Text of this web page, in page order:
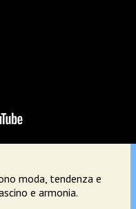
moda, tendenza e
e armonia.